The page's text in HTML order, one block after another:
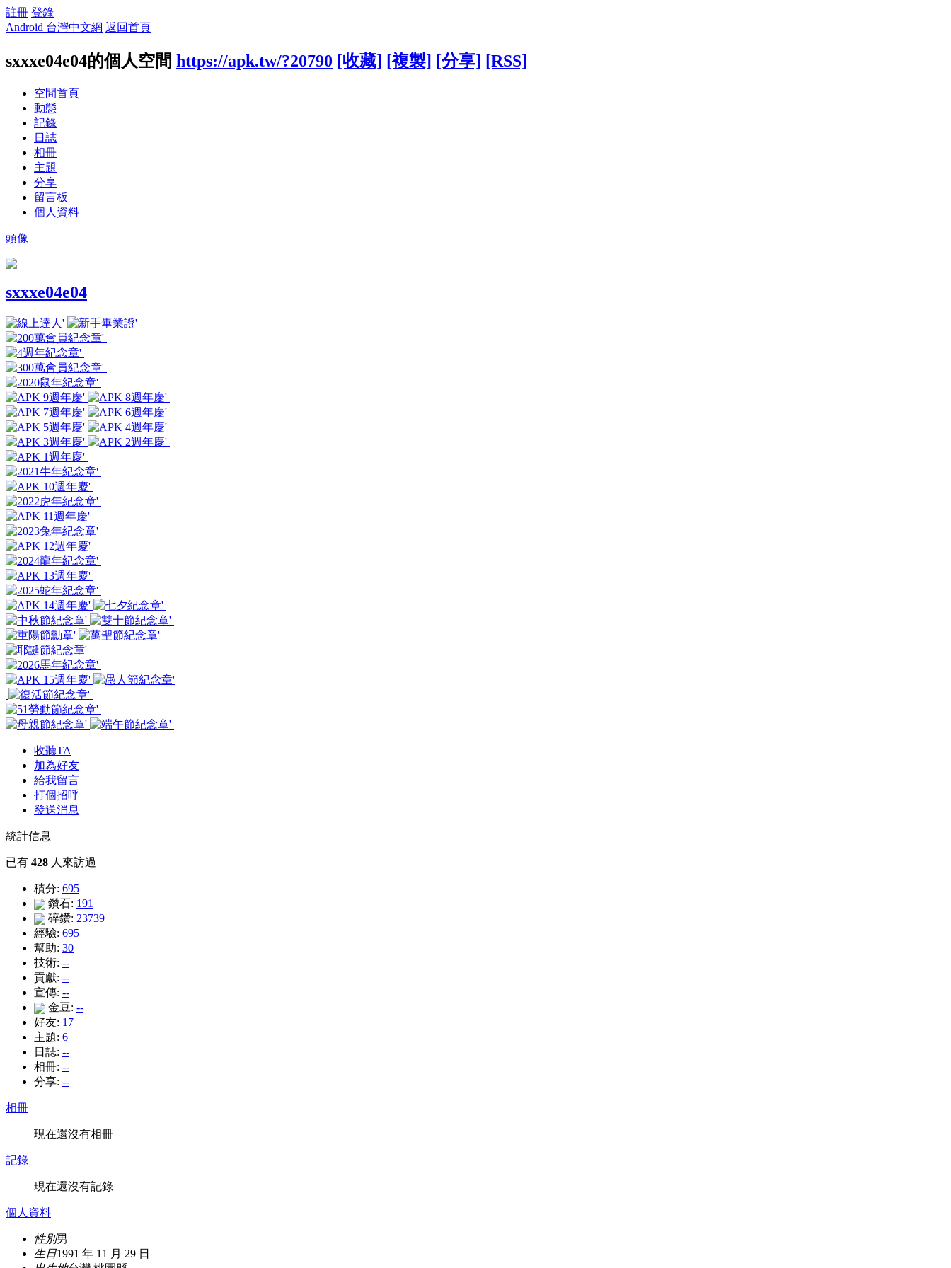
註冊 登錄
Android 台灣中文網 返回首頁
sxxxe04e04的個人空間 https://apk.tw/?20790 [收藏] [複製] [分享] [RSS]
空間首頁
動態
記錄
日誌
相冊
主題
分享
留言板
個人資料
頭像
sxxxe04e04
收聽TA
加為好友
給我留言
打個招呼
發送消息
統計信息
已有 428 人來訪過
積分: 695
鑽石: 191
碎鑽: 23739
經驗: 695
幫助: 30
技術: --
貢獻: --
宣傳: --
金豆: --
好友: 17
主題: 6
日誌: --
相冊: --
分享: --
相冊
現在還沒有相冊
記錄
現在還沒有記錄
個人資料
性別男
生日1991 年 11 月 29 日